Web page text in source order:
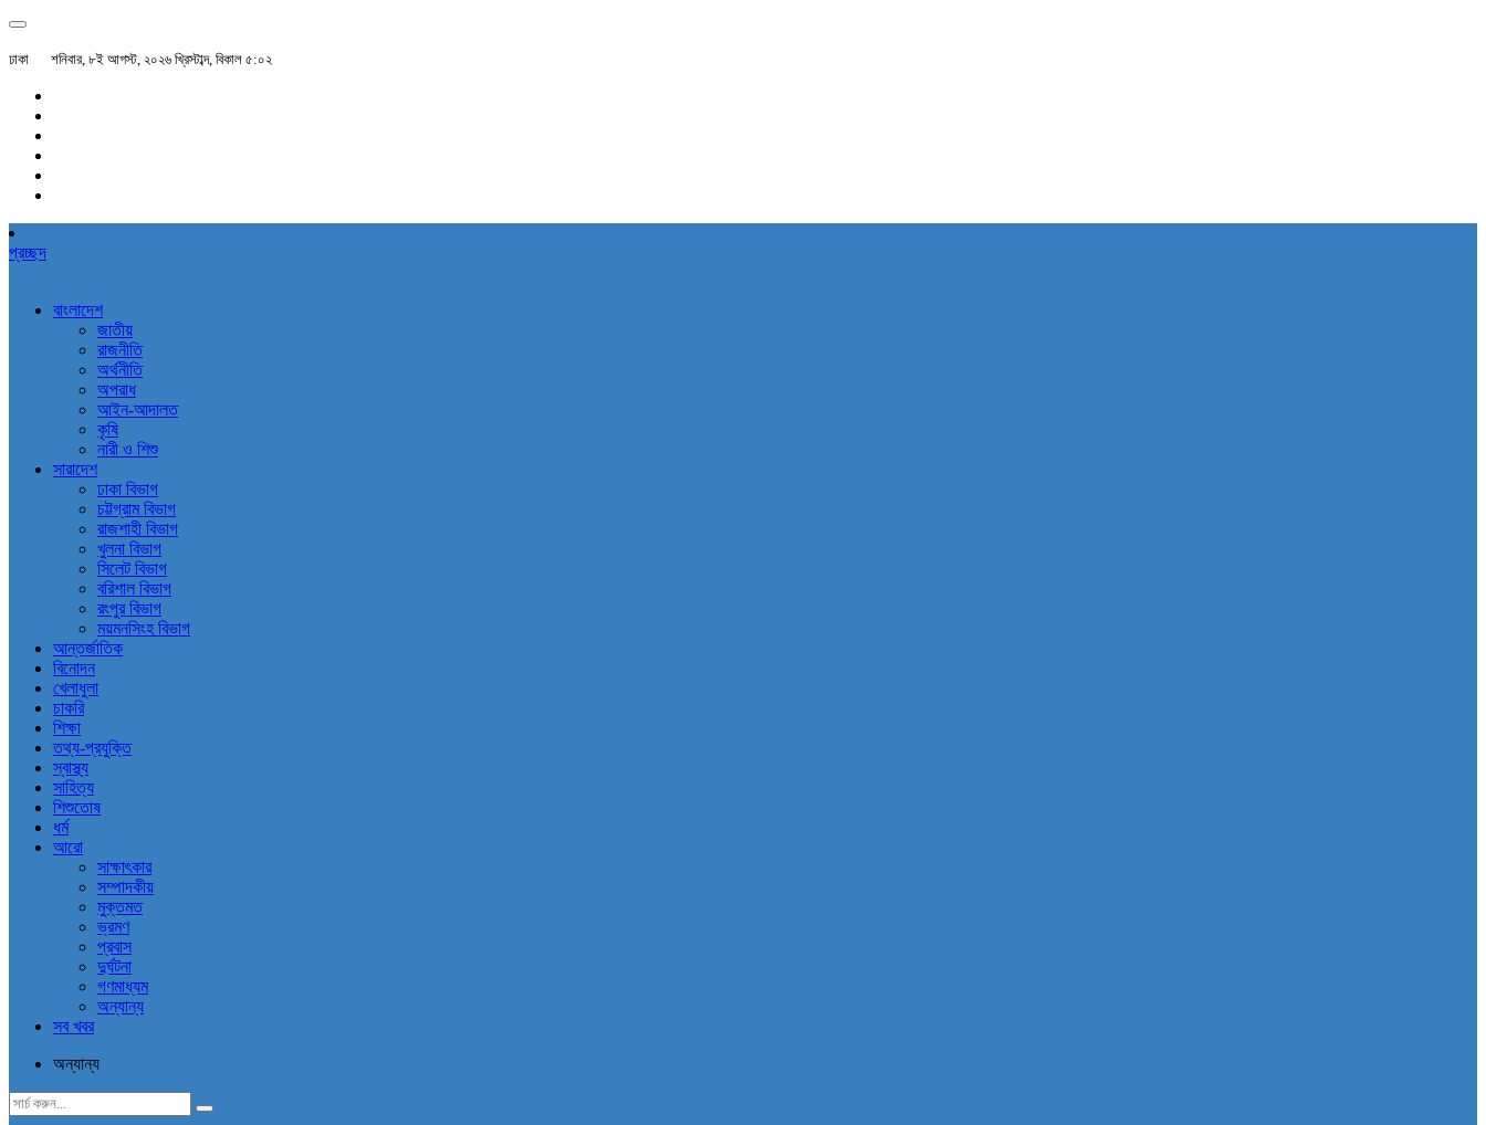
ঢাকা শনিবার, ৮ই আগস্ট, ২০২৬ খ্রিস্টাব্দ, বিকাল ৫:০২
প্রচ্ছদ
বাংলাদেশ
জাতীয়
রাজনীতি
অর্থনীতি
অপরাধ
আইন-আদালত
কৃষি
নারী ও শিশু
সারাদেশ
ঢাকা বিভাগ
চট্টগ্রাম বিভাগ
রাজশাহী বিভাগ
খুলনা বিভাগ
সিলেট বিভাগ
বরিশাল বিভাগ
রংপুর বিভাগ
ময়মনসিংহ বিভাগ
আন্তর্জাতিক
বিনোদন
খেলাধুলা
চাকরি
শিক্ষা
তথ্য-প্রযুক্তি
স্বাস্থ্য
সাহিত্য
শিশুতোষ
ধর্ম
আরো
সাক্ষাৎকার
সম্পাদকীয়
মুক্তমত
ভ্রমণ
প্রবাস
দুর্ঘটনা
গণমাধ্যম
অন্যান্য
সব খবর
অন্যান্য